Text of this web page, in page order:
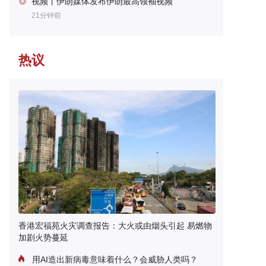
21分钟前
热议
香港宏福苑火灾调查报告：大火或由烟头引起 易燃物
加剧火势蔓延
用AI造出新病毒意味着什么？会威胁人类吗？